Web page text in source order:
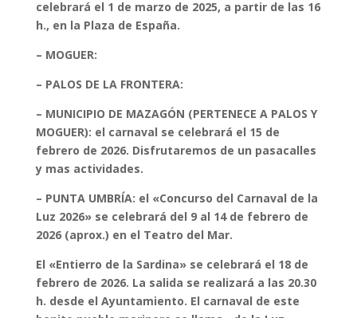
celebrará el 1 de marzo de 2025, a partir de las 16
h., en la Plaza de España.
– MOGUER:
– PALOS DE LA FRONTERA:
– MUNICIPIO DE MAZAGÓN (PERTENECE A PALOS Y
MOGUER): el carnaval se celebrará el 15 de
febrero de 2026. Disfrutaremos de un pasacalles
y mas actividades.
– PUNTA UMBRÍA: el «Concurso del Carnaval de la
Luz 2026» se celebrará del 9 al 14 de febrero de
2026 (aprox.) en el Teatro del Mar.
El «Entierro de la Sardina» se celebrará el 18 de
febrero de 2026. La salida se realizará a las 20.30
h. desde el Ayuntamiento. El carnaval de este